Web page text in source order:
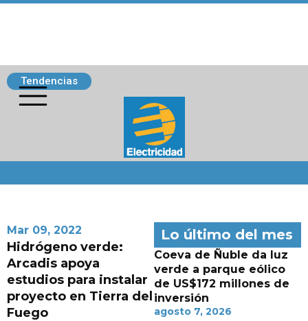
Tendencias
Mar 09, 2022
Hidrógeno verde:
Arcadis apoya
estudios para instalar
proyecto en Tierra del
Fuego
Lo último del mes
Coeva de Ñuble da luz
verde a parque eólico
de US$172 millones de
inversión
agosto 7, 2026